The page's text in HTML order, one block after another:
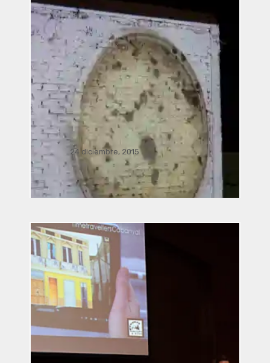
Música Bacterial por José Luis
Romero, Ricardo Climent, Javier
Acevedo Mota, Javier Nava,
Manusamo & Bzika y Siglinde
Langholz
24 diciembre, 2015